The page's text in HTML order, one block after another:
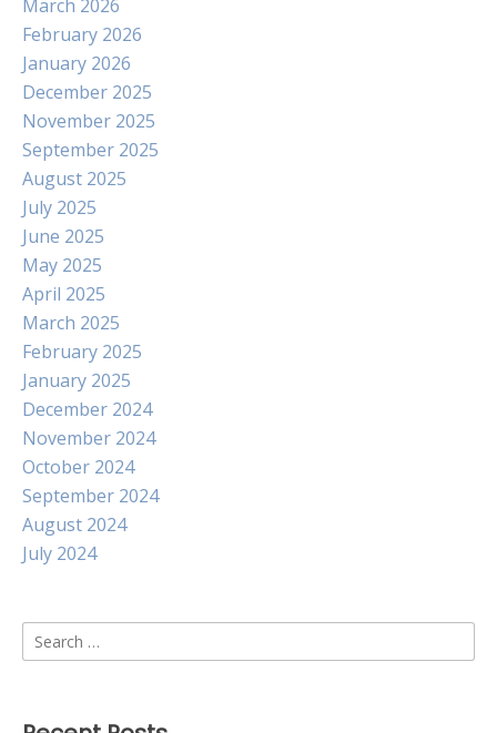
March 2026
February 2026
January 2026
December 2025
November 2025
September 2025
August 2025
July 2025
June 2025
May 2025
April 2025
March 2025
February 2025
January 2025
December 2024
November 2024
October 2024
September 2024
August 2024
July 2024
Search
for: